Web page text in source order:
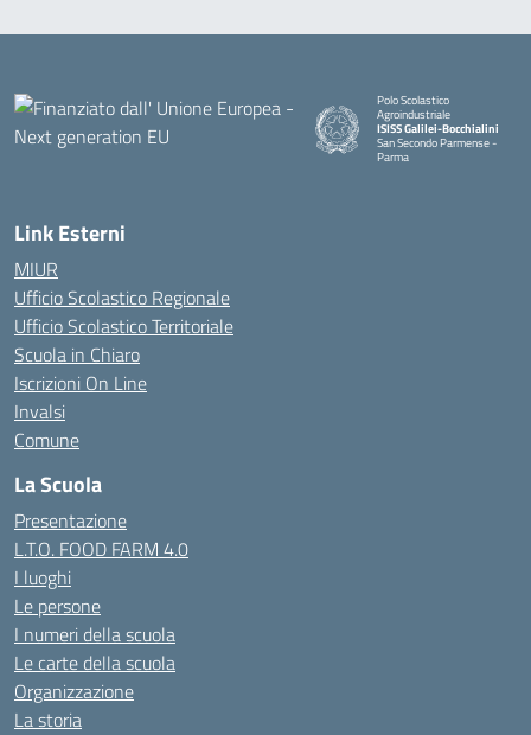
Polo Scolastico
Agroindustriale
ISISS Galilei-Bocchialini
San Secondo Parmense -
Parma
Link Esterni
MIUR
Ufficio Scolastico Regionale
Ufficio Scolastico Territoriale
Scuola in Chiaro
Iscrizioni On Line
Invalsi
Comune
La Scuola
Presentazione
L.T.O. FOOD FARM 4.0
I luoghi
Le persone
I numeri della scuola
Le carte della scuola
Organizzazione
La storia